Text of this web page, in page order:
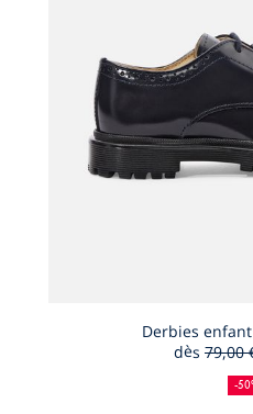
Derbies
dès
:
79,00
:
-